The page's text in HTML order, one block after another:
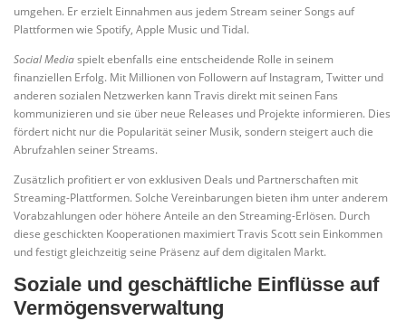
umgehen. Er erzielt Einnahmen aus jedem Stream seiner Songs auf
Plattformen wie Spotify, Apple Music und Tidal.
Social Mediaspielt ebenfalls eine entscheidende Rolle in seinem
finanziellen Erfolg. Mit Millionen von Followern auf Instagram, Twitter und
anderen sozialen Netzwerken kann Travis direkt mit seinen Fans
kommunizieren und sie über neue Releases und Projekte informieren. Dies
fördert nicht nur die Popularität seiner Musik, sondern steigert auch die
Abrufzahlen seiner Streams.
Zusätzlich profitiert er von exklusiven Deals und Partnerschaften mit
Streaming-Plattformen. Solche Vereinbarungen bieten ihm unter anderem
Vorabzahlungen oder höhere Anteile an den Streaming-Erlösen. Durch
diese geschickten Kooperationen maximiert Travis Scott sein Einkommen
und festigt gleichzeitig seine Präsenz auf dem digitalen Markt.
Soziale und geschäftliche Einflüsse auf
Vermögensverwaltung